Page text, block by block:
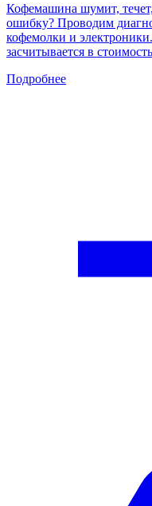
Кофемашина шумит,
ошибку? Проводим
кофемолки и
засчитывается в
Подробнее